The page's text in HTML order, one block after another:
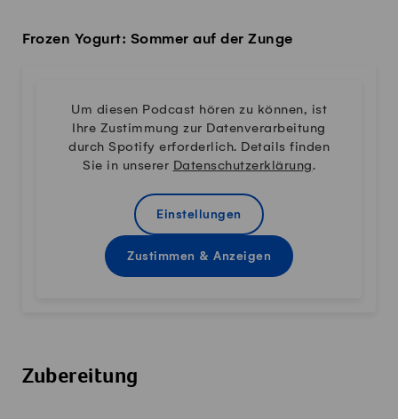
Frozen Yogurt: Sommer auf der Zunge
Um diesen Podcast hören zu können, ist
Ihre Zustimmung zur Datenverarbeitung
durch Spotify erforderlich. Details finden
Sie in unserer Datenschutzerklärung.
Einstellungen
Zustimmen & Anzeigen
Zubereitung